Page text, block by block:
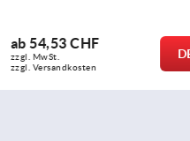
ab38,07 CHF
zzgl. MwSt.
zzgl. Versandkosten